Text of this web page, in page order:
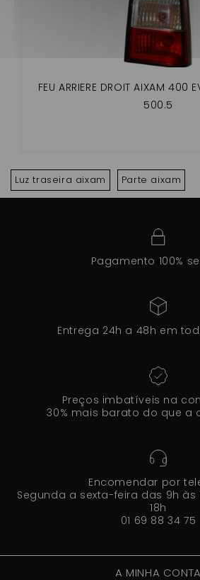
FEU ARRIERE DROIT AIXAM
500.5
Luz traseira aixam Parte aixam
Pagamento 100%
Entrega 24h a 48h em
Preços imbatíveis na
30% mais barato do que a
Encomendar por
Segunda a sexta-feira das 9h às
18h
01 69 88 34 75
A MINHA CONTA